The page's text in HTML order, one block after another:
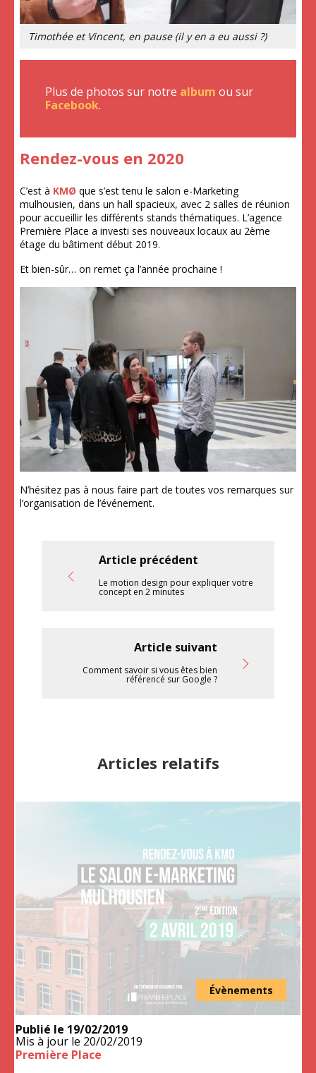
Timothée et Vincent, en pause (il y en a eu aussi ?)
Plus de photos sur notre album ou sur
Facebook.
Rendez-vous en 2020
C’est à KMØ que s’est tenu le salon e-Marketing
mulhousien, dans un hall spacieux, avec 2 salles de réunion
pour accueillir les différents stands thématiques. L’agence
Première Place a investi ses nouveaux locaux au 2ème
étage du bâtiment début 2019.
Et bien-sûr… on remet ça l’année prochaine !
N’hésitez pas à nous faire part de toutes vos remarques sur
l’organisation de l’événement.
Article précédent
Le motion design pour expliquer votre
concept en 2 minutes
Article suivant
Comment savoir si vous êtes bien
référencé sur Google ?
Articles relatifs
Évènements
Publié le 19/02/2019
Mis à jour le 20/02/2019
Première Place